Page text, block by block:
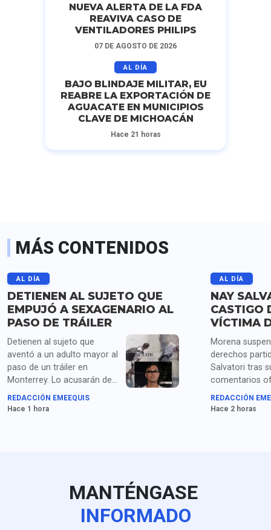
NUEVA ALERTA DE LA FDA
REAVIVA CASO DE
VENTILADORES PHILIPS
07 DE AGOSTO DE 2026
AL DÍA
BAJO BLINDAJE MILITAR, EU
REABRE LA EXPORTACIÓN DE
AGUACATE EN MUNICIPIOS
CLAVE DE MICHOACÁN
Hace 21 horas
MÁS CONTENIDOS
AL DÍA
DETIENEN AL SUJETO QUE
EMPUJÓ A SEXAGENARIO AL
PASO DE TRÁILER
Detienen al sujeto que
aventó a un adulto mayor al
paso de un tráiler en
Monterrey. Lo acusarán de
homicidio y posesión de
droga.
REDACCIÓN EMEEQUIS
Hace 1 hora
AL DÍA
NAY
CASTIGO
VÍCTIMA
Morena
derechos
Salvatori tras
comentarios
contra
tercera edad.
REDACCIÓN
Hace 2 horas
MANTÉNGASE
INFORMADO